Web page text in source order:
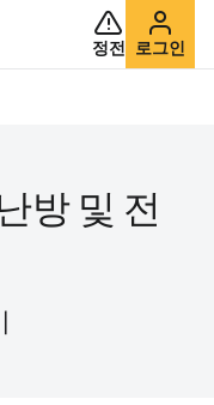
정전 로그인
방 및 전